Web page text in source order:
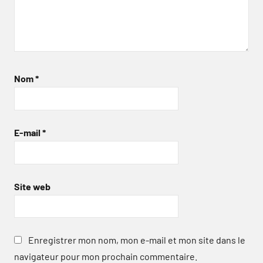
Nom*
E-mail *
Site web
Enregistrer mon nom, mon e-mail et mon site dans le
navigateur pour mon prochain commentaire.